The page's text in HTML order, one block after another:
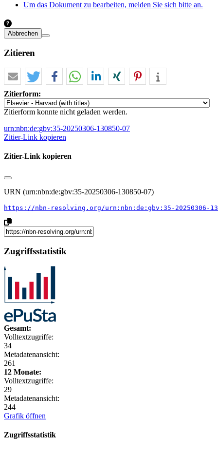
Um das Dokument zu bearbeiten, melden Sie sich bitte an.
Abbrechen
Zitieren
Zitierform:
Zitierform konnte nicht geladen werden.
urn:nbn:de:gbv:35-20250306-130850-07
Zitier-Link kopieren
Zitier-Link kopieren
URN (urn:nbn:de:gbv:35-20250306-130850-07)
https://nbn-resolving.org/urn:nbn:de:gbv:35-20250306-
Zugriffsstatistik
Gesamt:
Volltextzugriffe:
34
Metadatenansicht:
261
12 Monate:
Volltextzugriffe:
29
Metadatenansicht:
244
Grafik öffnen
Zugriffsstatistik